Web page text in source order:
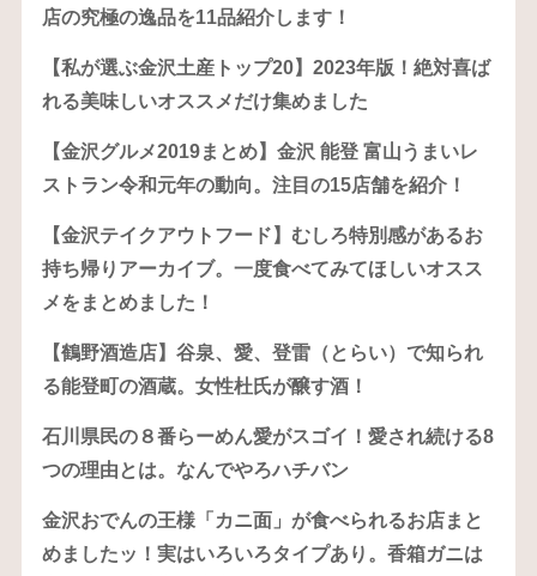
店の究極の逸品を11品紹介します！
【私が選ぶ金沢土産トップ20】2023年版！絶対喜ば
れる美味しいオススメだけ集めました
【金沢グルメ2019まとめ】金沢 能登 富山うまいレ
ストラン令和元年の動向。注目の15店舗を紹介！
【金沢テイクアウトフード】むしろ特別感があるお
持ち帰りアーカイブ。一度食べてみてほしいオスス
メをまとめました！
【鶴野酒造店】谷泉、愛、登雷（とらい）で知られ
る能登町の酒蔵。女性杜氏が醸す酒！
石川県民の８番らーめん愛がスゴイ！愛され続ける8
つの理由とは。なんでやろハチバン
金沢おでんの王様「カニ面」が食べられるお店まと
めましたッ！実はいろいろタイプあり。香箱ガニは